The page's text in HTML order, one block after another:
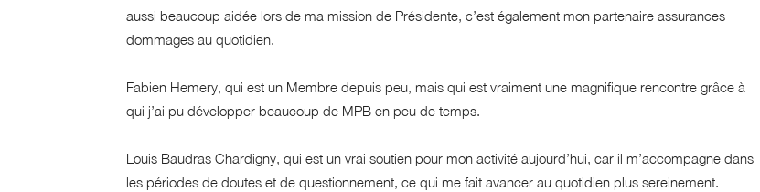
aussi beaucoup aidée lors de ma mission de Présidente, c’est également mon partenaire assurances
dommages au quotidien.
Fabien Hemery, qui est un Membre depuis peu, mais qui est vraiment une magnifique rencontre grâce à
qui j’ai pu développer beaucoup de MPB en peu de temps.
Louis Baudras Chardigny, qui est un vrai soutien pour mon activité aujourd’hui, car il m’accompagne dans
les périodes de doutes et de questionnement, ce qui me fait avancer au quotidien plus sereinement.